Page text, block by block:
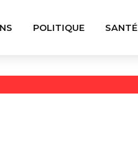
POLITIQUE SANTÉ